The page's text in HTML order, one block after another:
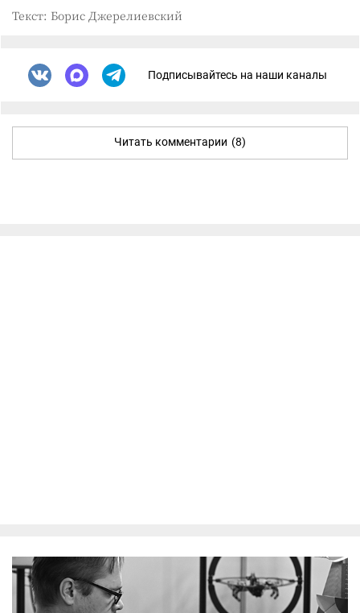
Текст: Борис Джерелиевский
Подписывайтесь на наши каналы
Читать комментарии (8)